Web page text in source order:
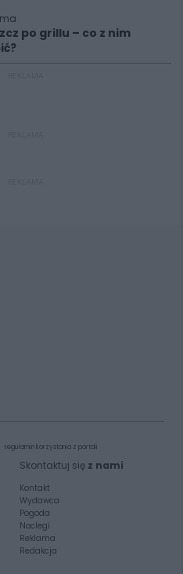
po grillu – co z nim
regulamin korzystania z portali
Skontaktuj się z nami
Kontakt
Wydawca
Pogoda
Noclegi
Reklama
Redakcja